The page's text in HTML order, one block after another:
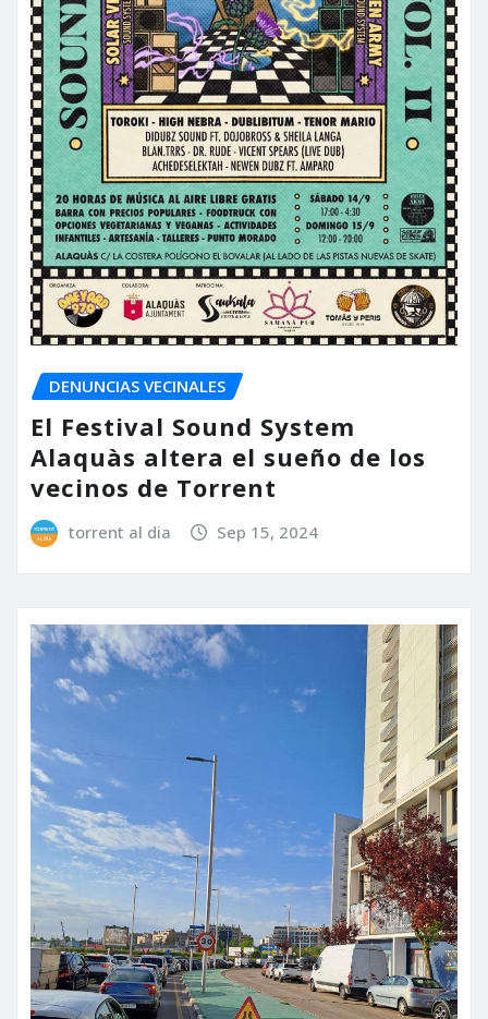
DENUNCIAS VECINALES
El Festival Sound System
Alaquàs altera el sueño de los
vecinos de Torrent
torrent al dia Sep 15, 2024